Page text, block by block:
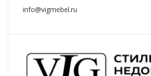
info@vigmebel.ru